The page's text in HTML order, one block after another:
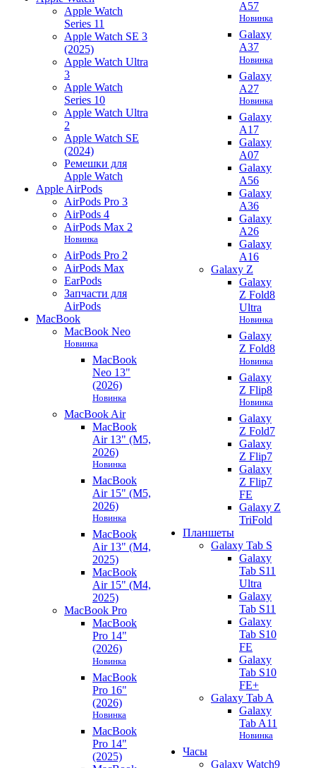
Apple Watch
Series 11
Apple Watch SE 3
(2025)
Apple Watch Ultra
3
Apple Watch
Series 10
Apple Watch Ultra
2
Apple Watch SE
(2024)
Ремешки для
Apple Watch
Apple AirPods
AirPods Pro 3
AirPods 4
AirPods Max 2
Новинка
AirPods Pro 2
AirPods Max
EarPods
Запчасти для
AirPods
MacBook
MacBook Neo
Новинка
MacBook
Neo 13"
(2026)
Новинка
MacBook Air
MacBook
Air 13" (M5,
2026)
Новинка
MacBook
Air 15" (M5,
2026)
Новинка
MacBook
Air 13" (M4,
2025)
MacBook
Air 15" (M4,
2025)
MacBook Pro
MacBook
Pro 14"
(2026)
Новинка
MacBook
Pro 16"
(2026)
Новинка
MacBook
Pro 14"
(2025)
A57
Новинка
Galaxy
A37
Новинка
Galaxy
A27
Новинка
Galaxy
A17
Galaxy
A07
Galaxy
A56
Galaxy
A36
Galaxy
A26
Galaxy
A16
Galaxy Z
Galaxy
Z Fold8
Ultra
Новинка
Galaxy
Z Fold8
Новинка
Galaxy
Z Flip8
Новинка
Galaxy
Z Fold7
Galaxy
Z Flip7
Galaxy
Z Flip7
FE
Galaxy Z
TriFold
Планшеты
Galaxy Tab S
Galaxy
Tab S11
Ultra
Galaxy
Tab S11
Galaxy
Tab S10
FE
Galaxy
Tab S10
FE+
Galaxy Tab A
Galaxy
Tab A11
Новинка
Часы
Galaxy Watch9